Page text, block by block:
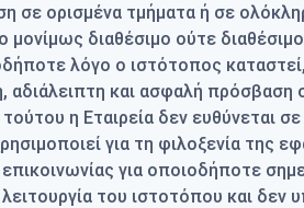
σε ορισμένα τμήματα ή σε
μονίμως διαθέσιμο ούτε
λόγο ο ιστότοπος
αδιάλειπτη και ασφαλή
η Εταιρεία δεν ευθύνεται
για τη φιλοξενία της
για οποιοδήποτε
του ιστοτόπου και δεν